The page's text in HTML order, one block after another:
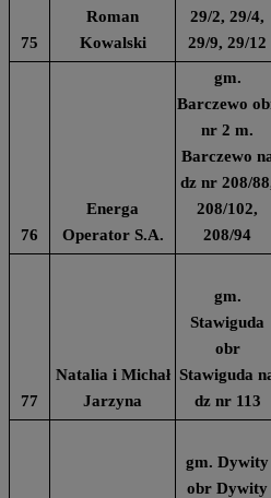
75
Roman
Kowalski
29/2, 29/4,
29/9, 29/12
76
Energa
Operator S.A.
gm.
Barczewo
nr 2 m.
Barczewo
dz nr 208/
208/102,
208/94
77
Natalia i Michał
Jarzyna
gm.
Stawiguda
obr
Stawiguda
dz nr 113
gm. Dywity
obr Dywity